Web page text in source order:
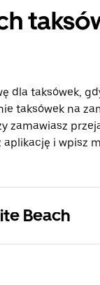
dla taksówek,
taksówek na
zamawiasz
i wpisz
Beach